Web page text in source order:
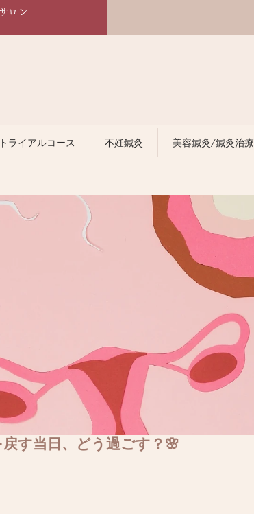
ロン
トライアルコース 不妊鍼灸 美容鍼灸/鍼灸治療
す当日、どう過ごす？🌸